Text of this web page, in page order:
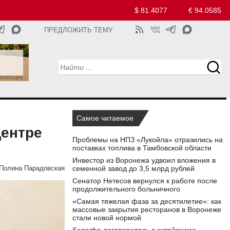
$ 81.4077 € 94.0585
ПРЕДЛОЖИТЬ ТЕМУ
Парадовская
Самое читаемое
Проблемы на НПЗ «Лукойла» отразились на
поставках топлива в Тамбовской области
Инвестор из Воронежа удвоил вложения в
семенной завод до 3,5 млрд рублей
Сенатор Нетесов вернулся к работе после
продолжительного больничного
«Самая тяжелая фаза за десятилетие»: как
массовые закрытия ресторанов в Воронеже
стали новой нормой